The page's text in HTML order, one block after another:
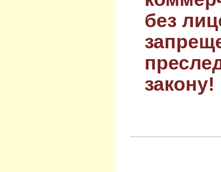
без
закону!